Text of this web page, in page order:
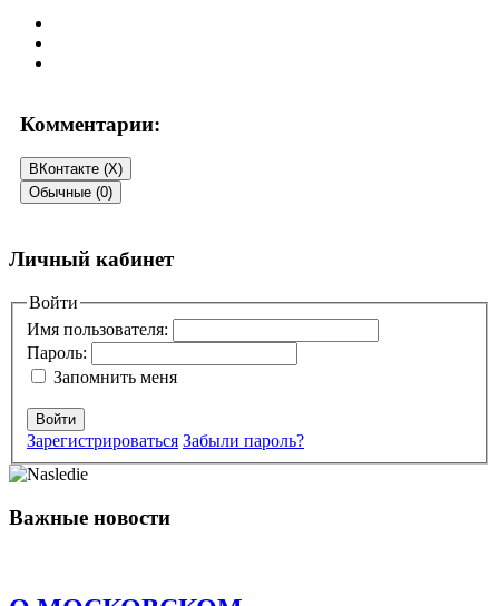
Комментарии:
ВКонтакте (X)
Обычные (0)
Добавить комментарий
Ваш адрес email не будет опубликован. Обязательные поля
помечены*
Комментарий*
Личный кабинет
Войти
Имя пользователя:
Пароль:
Запомнить меня
Войти
Зарегистрироваться Забыли пароль?
Важные новости